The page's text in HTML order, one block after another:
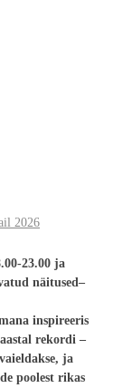
2026
23.00 ja
näitused–
inspireeris
rekordi –
ja
poolest rikas